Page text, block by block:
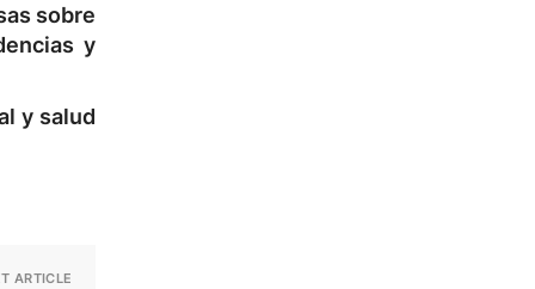
sobre
y
y salud
ARTICLE